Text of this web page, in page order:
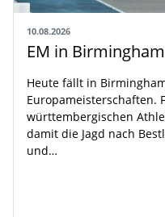
10.08.2026
EM in
Heute fällt in
Europameisterschaften.
württembergischen
damit die Jagd nach
und…